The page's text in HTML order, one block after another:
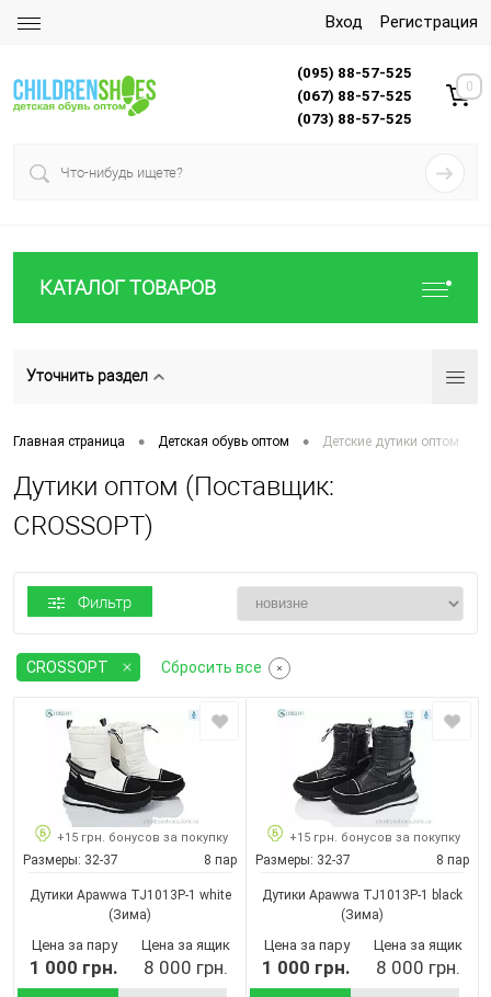
Вход Регистрация
(095) 88-57-525
(067) 88-57-525
(073) 88-57-525
0
КАТАЛОГ ТОВАРОВ
Уточнить раздел
Главная страница • Детская обувь оптом • Детские дутики оптом
Дутики оптом (Поставщик:
CROSSOPT)
Фильтр
CROSSOPT Сбросить все
+15 грн. бонусов за покупку
Размеры: 32-37 8 пар
Дутики Apawwa TJ1013P-1 white
(Зима)
Цена за пару
1 000 грн.
Цена за ящик
8 000 грн.
+15 грн. бонусов за покупку
Размеры: 32-37 8 пар
Дутики Apawwa TJ1013P-1 black
(Зима)
Цена за пару
1 000 грн.
Цена за ящик
8 000 грн.